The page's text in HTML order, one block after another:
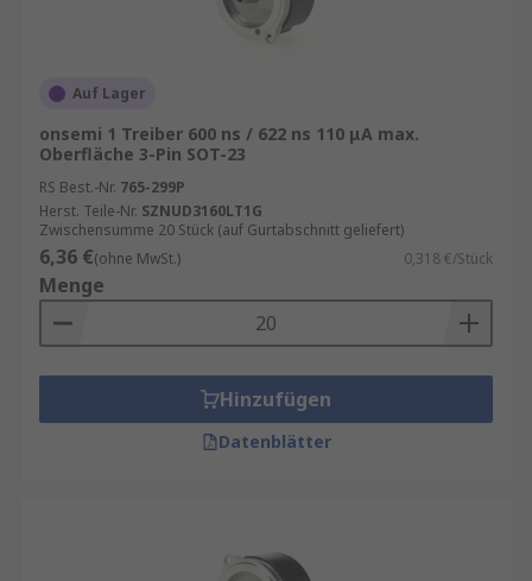
Auf Lager
onsemi 1 Treiber 600 ns / 622 ns 110 μA max.
Oberfläche 3-Pin SOT-23
RS Best.-Nr. 765-299P
Herst. Teile-Nr. SZNUD3160LT1G
Zwischensumme 20 Stück (auf Gurtabschnitt geliefert)
6,36 €(ohne MwSt.) 0,318 €/Stück
Menge
Hinzufügen
Datenblätter